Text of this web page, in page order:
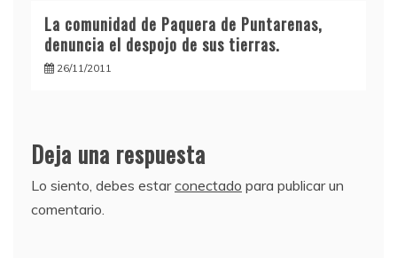
La comunidad de Paquera de Puntarenas,
denuncia el despojo de sus tierras.
26/11/2011
Deja una respuesta
Lo siento, debes estarconectado para publicar un
comentario.